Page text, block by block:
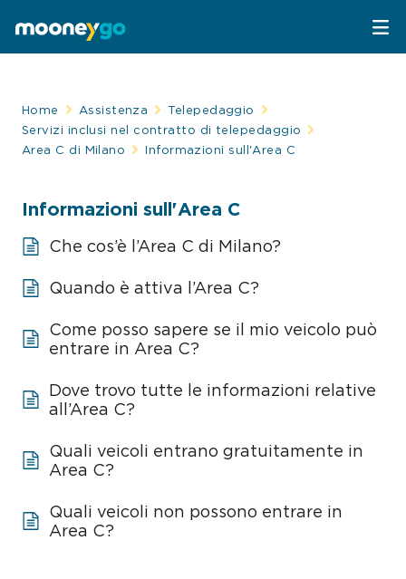
Parcheggia con MooneyGo
Parcheggi in struttura
Mobilità
Trasporto pubblico
Treni e bus
Taxi
Mobility sharing
Telepedaggio
Telepedaggio
Parcheggi convenzionati
Area C di Milano
Traghetto Stretto Messina
Assistenza Stradale
FAQ
Home Assistenza
Telepedaggio
Servizi inclusi nel contratto di telepedaggio
Area C di Milano
Informazioni sull'Area C
Informazioni sull'Area C
Che cos’è l’Area C di Milano?
Quando è attiva l’Area C?
Come posso sapere se il mio veicolo può
entrare in Area C?
Dove trovo tutte le informazioni relative
all’Area C?
Quali veicoli entrano gratuitamente in
Area C?
Quali veicoli non possono entrare in
Area C?